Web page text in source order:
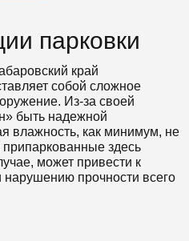
парковки
край
собой сложное
Из-за своей
быть надежной
влажность, как минимум, не
здесь
может привести к
прочности всего